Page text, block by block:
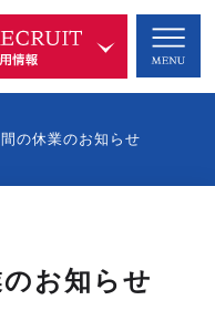
の休業のお知らせ
お知らせ
業理念
への取り組み